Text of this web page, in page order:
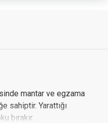
mantar ve egzama
sahiptir. Yarattığı
bırakır.